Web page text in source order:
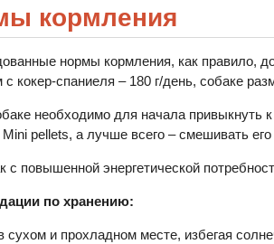
кормления
нормы кормления, как правило,
с кокер-спаниеля – 180 г/день, собаке
необходимо для начала привыкнуть
Mini pellets, а лучше всего – смешивать
с повышенной энергетической
по хранению:
сухом и прохладном месте, избегая